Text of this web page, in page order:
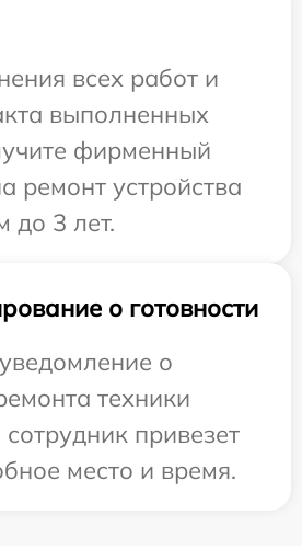
всех работ и
выполненных
фирменный
ремонт устройства
до 3 лет.
о готовности
о
техники
привезет
место и время.